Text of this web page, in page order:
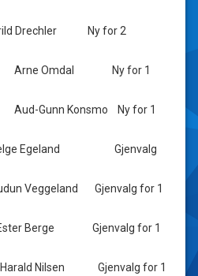
Drechler Ny for 2
Omdal Ny for 1
Konsmo Ny for 1
Egeland Gjenvalg
Gjenvalg for 1
Gjenvalg for 1
Nilsen Gjenvalg for 1